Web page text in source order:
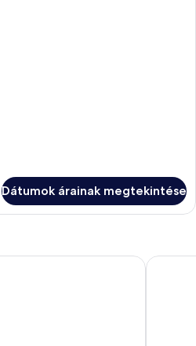
Dátumok árainak megtekintése